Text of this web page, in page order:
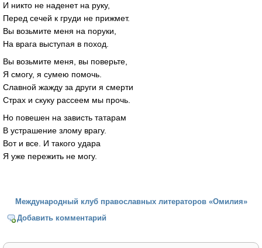
И никто не наденет на руку,
Перед сечей к груди не прижмет.
Вы возьмите меня на поруки,
На врага выступая в поход.
Вы возьмите меня, вы поверьте,
Я смогу, я сумею помочь.
Славной жажду за други я смерти
Страх и скуку рассеем мы прочь.
Но повешен на зависть татарам
В устрашение злому врагу.
Вот и все. И такого удара
Я уже пережить не могу.
Международный клуб православных литераторов «Омилия»
Добавить комментарий